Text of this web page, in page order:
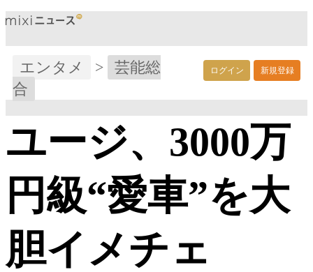
ログイン 新規登録
エンタメ >
芸能総
合
ユージ、3000万
円級“愛車”を大
胆イメチェ